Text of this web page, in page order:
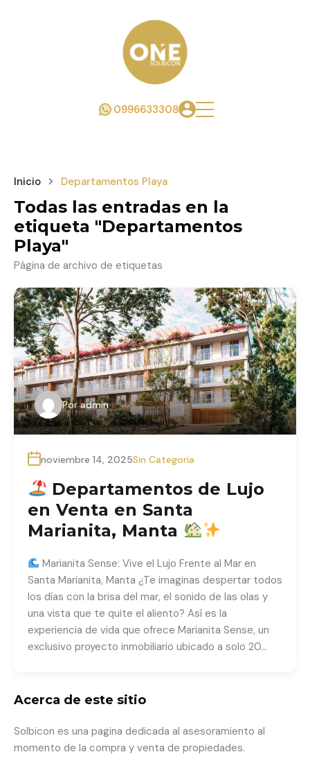
0996633308
Inicio Departamentos Playa
Todas las entradas en la
etiqueta "Departamentos
Playa"
Página de archivo de etiquetas
Por admin
noviembre 14, 2025Sin Categoria
Departamentos de Lujo
en Venta en Santa
Marianita, Manta
Marianita Sense: Vive el Lujo Frente al Mar en
Santa Marianita, Manta ¿Te imaginas despertar todos
los días con la brisa del mar, el sonido de las olas y
una vista que te quite el aliento? Así es la
experiencia de vida que ofrece Marianita Sense, un
exclusivo proyecto inmobiliario ubicado a solo 20…
Acerca de este sitio
Solbicon es una pagina dedicada al asesoramiento al
momento de la compra y venta de propiedades.